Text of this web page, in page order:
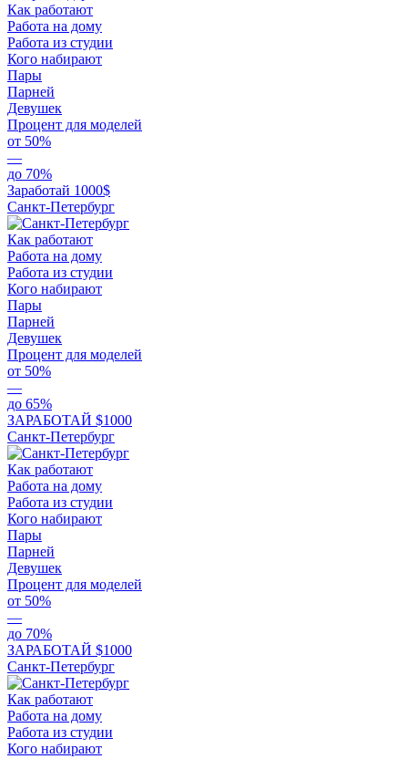
Как работают
Работа на дому
Работа из студии
Кого набирают
Пары
Парней
Девушек
Процент для моделей
от 50%
—
до 70%
Заработай 1000$
Санкт-Петербург
Как работают
Работа на дому
Работа из студии
Кого набирают
Пары
Парней
Девушек
Процент для моделей
от 50%
—
до 65%
ЗАРАБОТАЙ $1000
Санкт-Петербург
Как работают
Работа на дому
Работа из студии
Кого набирают
Пары
Парней
Девушек
Процент для моделей
от 50%
—
до 70%
ЗАРАБОТАЙ $1000
Санкт-Петербург
Как работают
Работа на дому
Работа из студии
Кого набирают